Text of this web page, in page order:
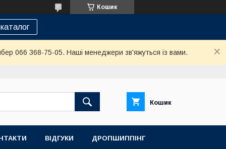
Кошик
066 368-75-05. Наші менеджери зв'яжуться із вами.
Кошик
ВІДГУКИ ДРОПШИППІНГ